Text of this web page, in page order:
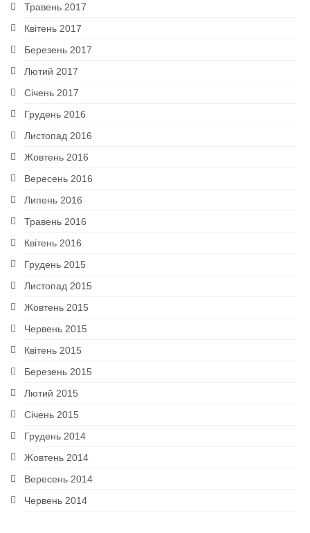
Травень 2017
Квітень 2017
Березень 2017
Лютий 2017
Січень 2017
Грудень 2016
Листопад 2016
Жовтень 2016
Вересень 2016
Липень 2016
Травень 2016
Квітень 2016
Грудень 2015
Листопад 2015
Жовтень 2015
Червень 2015
Квітень 2015
Березень 2015
Лютий 2015
Січень 2015
Грудень 2014
Жовтень 2014
Вересень 2014
Червень 2014